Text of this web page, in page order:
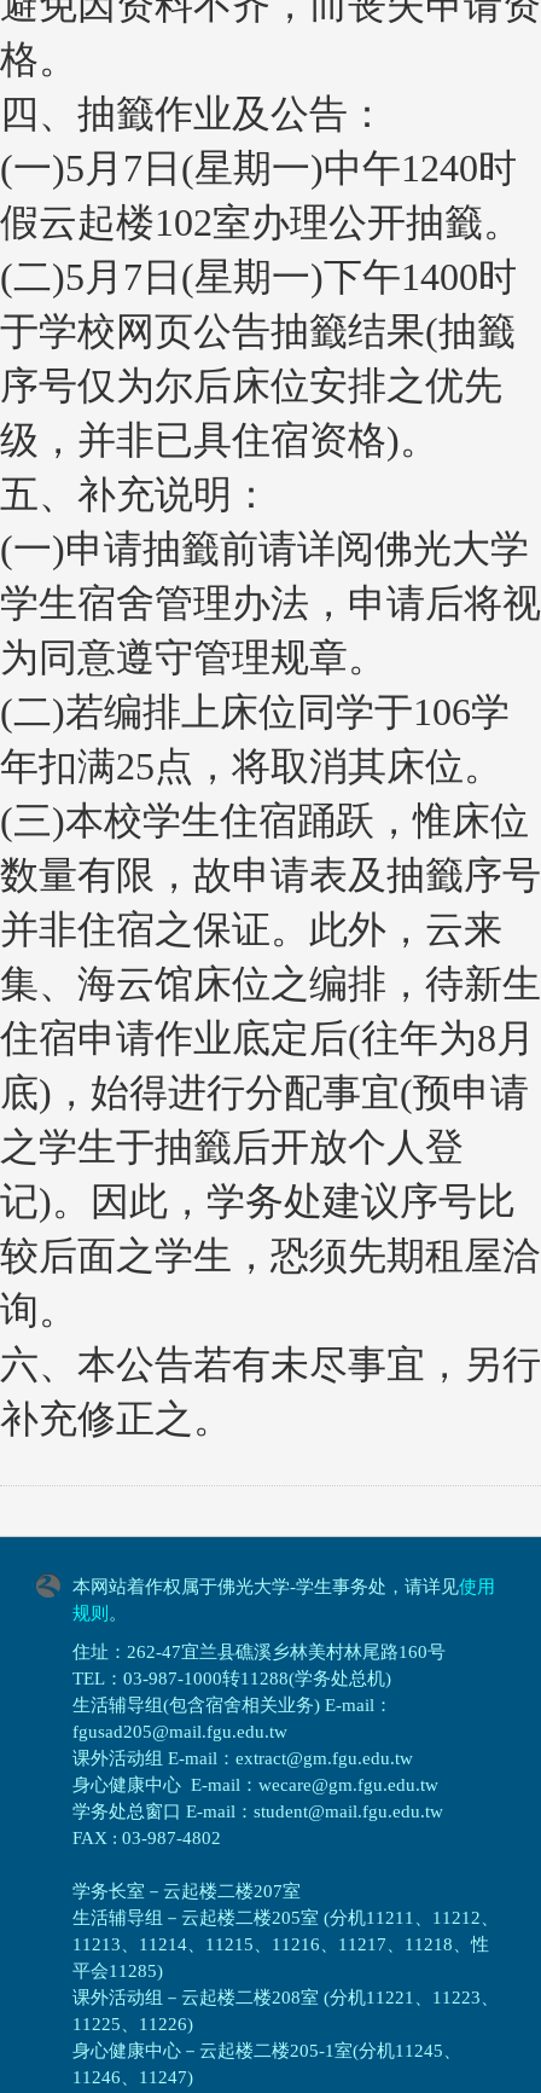
格。
四、抽籤作业及公告：
(一)5月7日(星期一)中午1240时
假云起楼102室办理公开抽籤。
(二)5月7日(星期一)下午1400时
于学校网页公告抽籤结果(抽籤
序号仅为尔后床位安排之优先
级，并非已具住宿资格)。
五、补充说明：
(一)申请抽籤前请详阅佛光大学
学生宿舍管理办法，申请后将视
为同意遵守管理规章。
(二)若编排上床位同学于106学
年扣满25点，将取消其床位。
(三)本校学生住宿踊跃，惟床位
数量有限，故申请表及抽籤序号
并非住宿之保证。此外，云来
集、海云馆床位之编排，待新生
住宿申请作业底定后(往年为8月
底)，始得进行分配事宜(预申请
之学生于抽籤后开放个人登
记)。因此，学务处建议序号比
较后面之学生，恐须先期租屋洽
询。
六、本公告若有未尽事宜，另行
补充修正之。
本网站着作权属于佛光大学-学生事务处，请详见使用
规则 。
住址：262-47宜兰县礁溪乡林美村林尾路160号
TEL：03-987-1000转11288(学务处总机)
生活辅导组(包含宿舍相关业务) E-mail：
fgusad205@mail.fgu.edu.tw
课外活动组 E-mail：extract@gm.fgu.edu.tw
身心健康中心 E-mail：wecare@gm.fgu.edu.tw
学务处总窗口 E-mail：student@mail.fgu.edu.tw
FAX : 03-987-4802
学务长室－云起楼二楼207室
生活辅导组 － 云起楼二楼205室 (分机11211、11212、
11213、11214、11215、11216、11217、11218、性
平会11285)
课外活动组 － 云起楼二楼208室 (分机11221、11223、
11225、11226)
身心健康中心 － 云起楼二楼205-1室(分机11245、
11246、11247)